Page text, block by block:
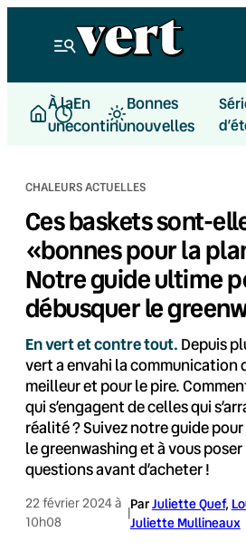
À la
une
En
continu
Bonnes
nouvelles
CHALEURS ACTUELLES
Ces baskets sont-
«bonnes pour la
Notre guide ultime
débusquer le
En vert et contre tout. Depuis
vert a envahi la communication
meilleur et pour le pire.
qui s’engagent de celles qui
réalité ? Suivez notre guide
le greenwashing et à vous
questions avant d’acheter !
22 février 2024 à
10h08
|
ParJuliette Quef,
Juliette Mullineaux